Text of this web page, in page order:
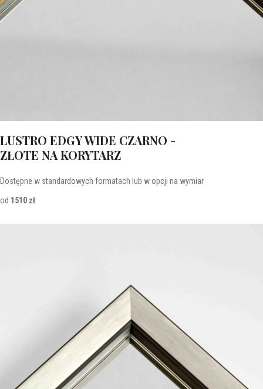
LUSTRO EDGY WIDE CZARNO -
ZŁOTE NA KORYTARZ
Dostępne w standardowych formatach lub w opcji na wymiar
od 1510 zł